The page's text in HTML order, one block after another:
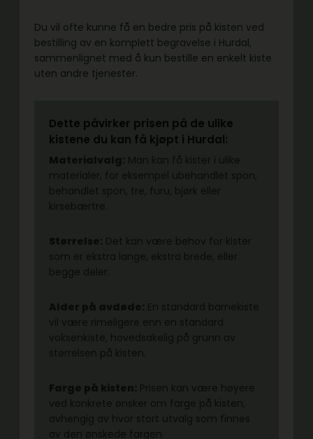
Du vil ofte kunne få en bedre pris på kisten ved
bestilling av en komplett begravelse i Hurdal,
sammenlignet med å kun bestille en enkelt kiste
uten andre tjenester.
Dette påvirker prisen på de ulike
kistene du kan få kjøpt i Hurdal: